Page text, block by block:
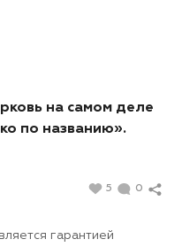
на самом деле
по названию».
5 0
гарантией